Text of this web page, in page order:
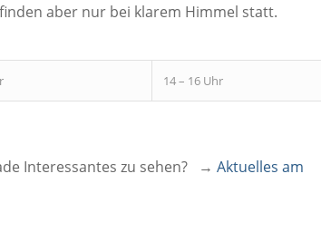
aber nur bei klarem Himmel statt.
14 – 16 Uhr
Interessantes zu sehen? →Aktuelles am